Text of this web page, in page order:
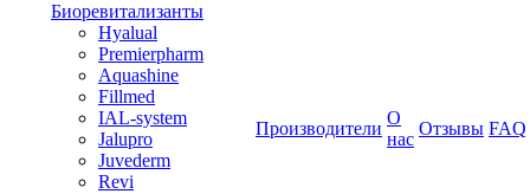
Биоревитализанты
Hyalual
Premierpharm
Aquashine
Fillmed
IAL-system
Jalupro
Juvederm
Revi
Производители
О
нас
Отзывы FAQ